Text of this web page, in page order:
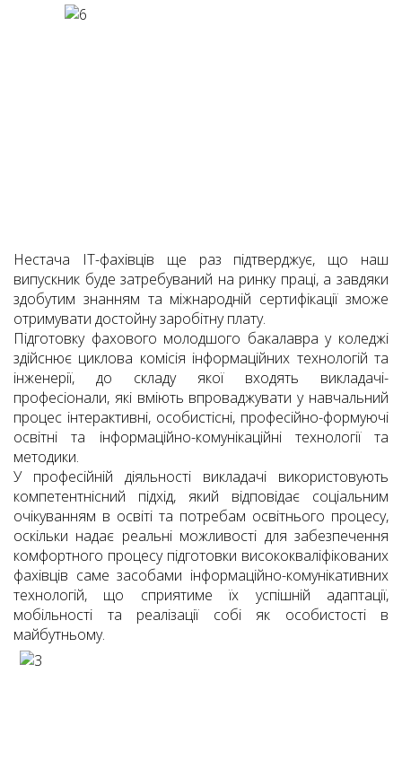
Нестача ІТ-фахівців ще раз підтверджує, що наш
випускник буде затребуваний на ринку праці, а завдяки
здобутим знанням та міжнародній сертифікації зможе
отримувати достойну заробітну плату.
Підготовку фахового молодшого бакалавра у коледжі
здійснює циклова комісія інформаційних технологій та
інженерії, до складу якої входять викладачі-
професіонали, які вміють впроваджувати у навчальний
процес інтерактивні, особистісні, професійно-формуючі
освітні та інформаційно-комунікаційні технології та
методики.
У професійній діяльності викладачі використовують
компетентнісний підхід, який відповідає соціальним
очікуванням в освіті та потребам освітнього процесу,
оскільки надає реальні можливості для забезпечення
комфортного процесу підготовки висококваліфікованих
фахівців саме засобами інформаційно-комунікативних
технологій, що сприятиме їх успішній адаптації,
мобільності та реалізації собі як особистості в
майбутньому.